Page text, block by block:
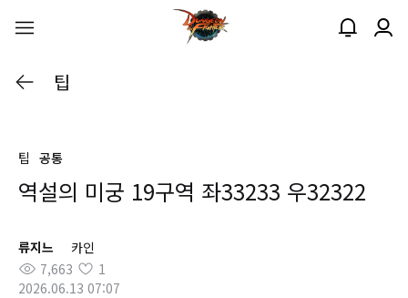
팁
팁 공통
역설의 미궁 19구역 좌33233 우32322
류지느
카인
7,663
1
2026.06.13 07:07